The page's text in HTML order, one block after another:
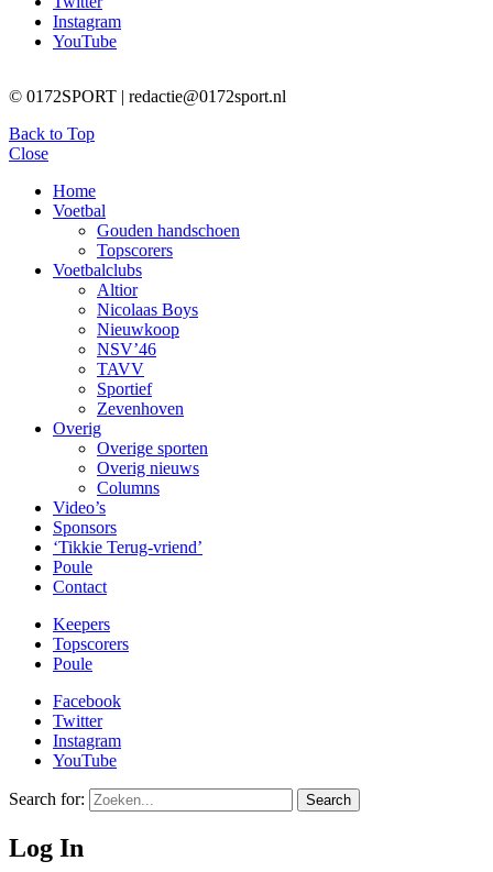
Instagram
YouTube
© 0172SPORT | redactie@0172sport.nl
Back to Top
Close
Home
Voetbal
Gouden handschoen
Topscorers
Voetbalclubs
Altior
Nicolaas Boys
Nieuwkoop
NSV’46
TAVV
Sportief
Zevenhoven
Overig
Overige sporten
Overig nieuws
Columns
Video’s
Sponsors
‘Tikkie Terug-vriend’
Poule
Contact
Keepers
Topscorers
Poule
Facebook
Twitter
Instagram
YouTube
Search for: Search
Log In